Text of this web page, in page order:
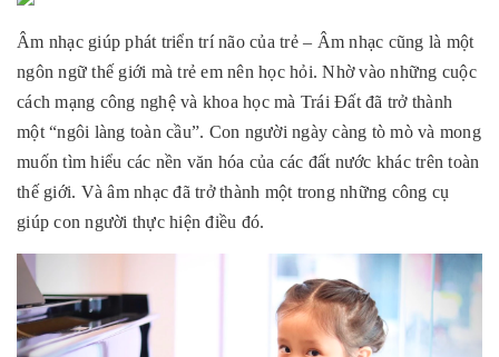
Âm nhạc giúp phát triển trí não của trẻ – Âm nhạc cũng là một
ngôn ngữ thế giới mà trẻ em nên học hỏi. Nhờ vào những cuộc
cách mạng công nghệ và khoa học mà Trái Đất đã trở thành
một “ngôi làng toàn cầu”. Con người ngày càng tò mò và mong
muốn tìm hiểu các nền văn hóa của các đất nước khác trên toàn
thế giới. Và âm nhạc đã trở thành một trong những công cụ
giúp con người thực hiện điều đó.